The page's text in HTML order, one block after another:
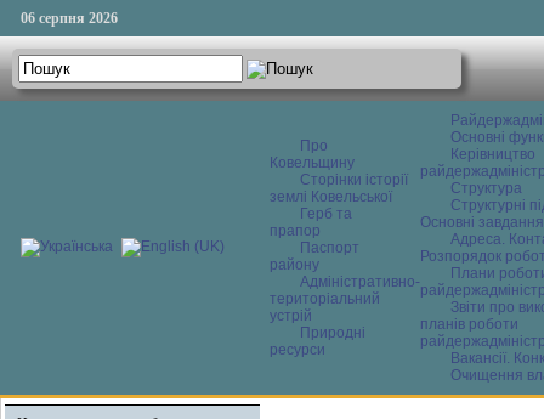
06 серпня 2026
Про
Ковельщину
Сторінки історії
землі Ковельської
Герб та
прапор
Паспорт
району
Адміністративно-
територіальний
устрій
Природні
ресурси
Основні
Керівництво
Структура
Структурні
Основні завдання
Адреса.
Розпорядок
Плани
Звіти про
планів роботи
Вакансії.
Очищення